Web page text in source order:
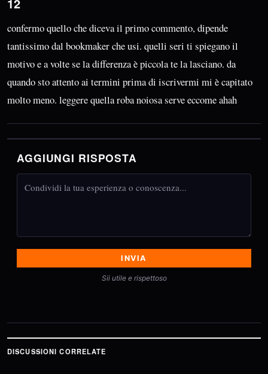
DISCUSSIONI CORRELATE
confermo quello che diceva il primo commento, dipende
tantissimo dal bookmaker che usi. quelli seri ti spiegano il
motivo e a volte se la differenza è piccola te la lasciano. da
quando sto attento ai termini prima di iscrivermi mi è capitato
molto meno. leggere quella roba noiosa serve eccome ahah
AGGIUNGI RISPOSTA
INVIA
Sii utile e rispettoso